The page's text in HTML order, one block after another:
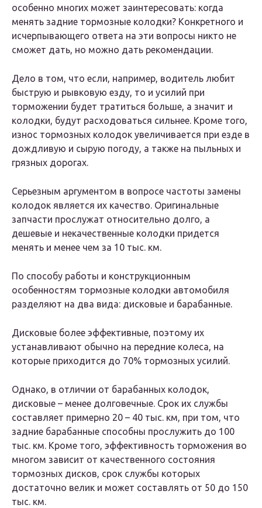
особенно многих может заинтересовать: когда
менять задние тормозные колодки? Конкретного и
исчерпывающего ответа на эти вопросы никто не
сможет дать, но можно дать рекомендации.
Дело в том, что если, например, водитель любит
быструю и рывковую езду, то и усилий при
торможении будет тратиться больше, а значит и
колодки, будут расходоваться сильнее. Кроме того,
износ тормозных колодок увеличивается при езде в
дождливую и сырую погоду, а также на пыльных и
грязных дорогах.
Серьезным аргументом в вопросе частоты замены
колодок является их качество. Оригинальные
запчасти прослужат относительно долго, а
дешевые и некачественные колодки придется
менять и менее чем за 10 тыс. км.
По способу работы и конструкционным
особенностям тормозные колодки автомобиля
разделяют на два вида: дисковые и барабанные.
Дисковые более эффективные, поэтому их
устанавливают обычно на передние колеса, на
которые приходится до 70% тормозных усилий.
Однако, в отличии от барабанных колодок,
дисковые – менее долговечные. Срок их службы
составляет примерно 20 – 40 тыс. км, при том, что
задние барабанные способны прослужить до 100
тыс. км. Кроме того, эффективность торможения во
многом зависит от качественного состояния
тормозных дисков, срок службы которых
достаточно велик и может составлять от 50 до 150
тыс. км.